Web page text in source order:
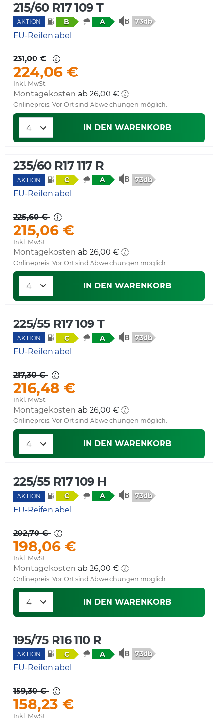
215/60 R17 109 T
AKTION B A 73db
EU-Reifenlabel
231,00 €
224,06 €
Inkl. MwSt.
Montagekosten ab 26,00 €
Onlinepreis. Vor Ort sind Abweichungen möglich.
IN DEN WARENKORB
235/60 R17 117 R
AKTION C A 73db
EU-Reifenlabel
225,60 €
215,06 €
Inkl. MwSt.
Montagekosten ab 26,00 €
Onlinepreis. Vor Ort sind Abweichungen möglich.
IN DEN WARENKORB
225/55 R17 109 T
AKTION C A 73db
EU-Reifenlabel
217,30 €
216,48 €
Inkl. MwSt.
Montagekosten ab 26,00 €
Onlinepreis. Vor Ort sind Abweichungen möglich.
IN DEN WARENKORB
225/55 R17 109 H
AKTION C A 73db
EU-Reifenlabel
202,70 €
198,06 €
Inkl. MwSt.
Montagekosten ab 26,00 €
Onlinepreis. Vor Ort sind Abweichungen möglich.
IN DEN WARENKORB
195/75 R16 110 R
AKTION C A 73db
EU-Reifenlabel
159,30 €
158,23 €
Inkl. MwSt.